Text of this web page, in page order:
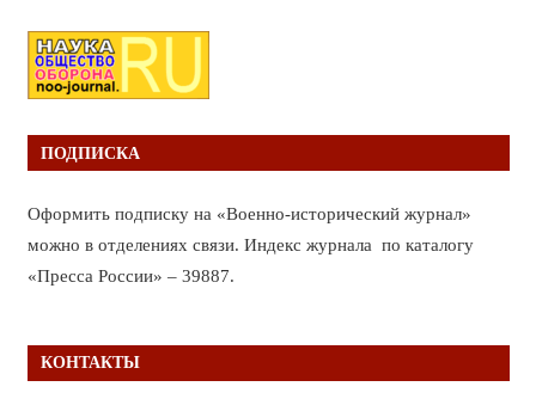
ПОДПИСКА
Оформить подписку на «Военно-исторический журнал»
можно в отделениях связи. Индекс журнала по каталогу
«Пресса России» – 39887.
КОНТАКТЫ